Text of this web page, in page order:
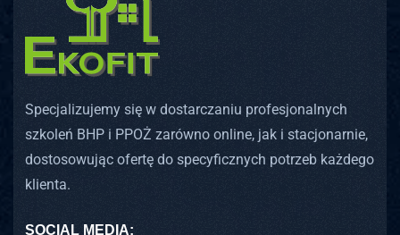
Specjalizujemy się w dostarczaniu profesjonalnych
szkoleń BHP i PPOŻ zarówno online, jak i stacjonarnie,
dostosowując ofertę do specyficznych potrzeb każdego
klienta.
SOCIAL MEDIA: